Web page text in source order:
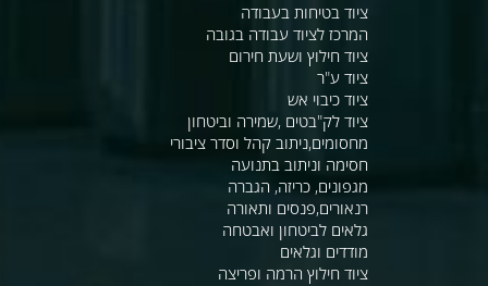
ציוד בטיחות בעבודה
המרכז לציוד עבודה בגובה
ציוד חילוץ ושעת חירום
ציוד ע"ר
ציוד כיבוי אש
ציוד לק"בטים ,שמירה וביטחון
מחסומים,ניתוב קהל וסדר ציבורי
חסימה וניתוב בתנועה
מגפונים, כריזה, הגברה
רנאורים,פנסים ותאורה
גלאים לביטחון ואבטחה
מודדים וגלאים
ציוד חילוץ הרמה ופריצה